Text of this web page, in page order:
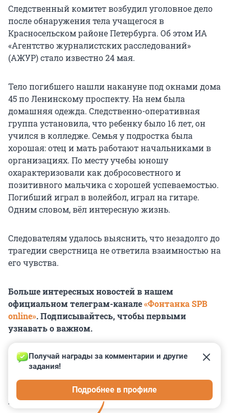
Следственный комитет возбудил уголовное дело
после обнаружения тела учащегося в
Красносельском районе Петербурга. Об этом ИА
«Агентство журналистских расследований»
(АЖУР) стало известно 24 мая.
Тело погибшего нашли накануне под окнами дома
45 по Ленинскому проспекту. На нем была
домашняя одежда. Следственно-оперативная
группа установила, что ребенку было 16 лет, он
учился в колледже. Семья у подростка была
хорошая: отец и мать работают начальниками в
организациях. По месту учебы юношу
охарактеризовали как добросовестного и
позитивного мальчика с хорошей успеваемостью.
Погибший играл в волейбол, играл на гитаре.
Одним словом, вёл интересную жизнь.
Следователям удалось выяснить, что незадолго до
трагедии сверстница не ответила взаимностью на
его чувства.
Больше интересных новостей в нашем
официальном телеграм-канале«Фонтанка SPB
online». Подписывайтесь, чтобы первыми
узнавать о важном.
КОММЕНТАРИИ 4
Получай награды за комментарии и другие
задания!
Подробнее в профиле